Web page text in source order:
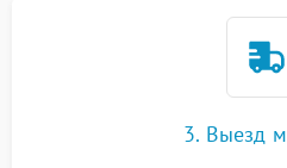
3. Выезд